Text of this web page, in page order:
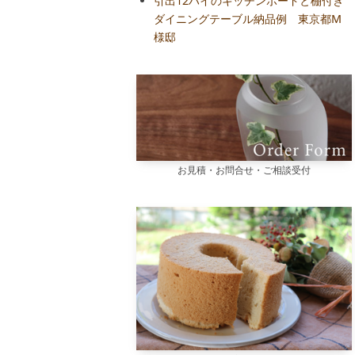
ダイニングテーブル納品例 東京都M
様邸
お見積・お問合せ・ご相談受付